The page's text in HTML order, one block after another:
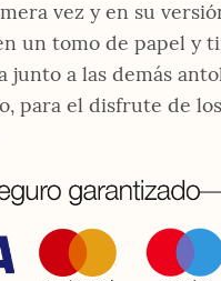
vez y en su
un tomo de papel y
junto a las demás
para el disfrute de